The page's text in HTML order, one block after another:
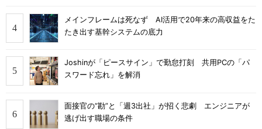
メインフレームは死なず AI活用で20年来の高収益をた
たき出す基幹システムの底力
Joshinが「ピースサイン」で勤怠打刻 共用PCの「パ
スワード忘れ」を解消
面接官の“勘”と「週3出社」が招く悲劇 エンジニアが
逃げ出す職場の条件